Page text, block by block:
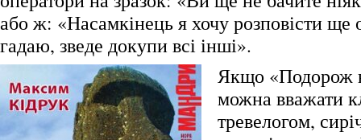
або ж: «Насамкінець я хочу розповісти ще
гадаю, зведе докупи всі інші».
Якщо «Подорож
можна вважати
тревелогом,